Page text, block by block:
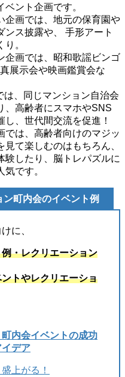
ベント企画です。
企画では、地元の保育園や
ス披露や、 手形アート
。
企画では、昭和歌謡ビンゴ
展示会や映画鑑賞会な
は、同じマンション自治会
、高齢者にスマホやSNS
、世代間交流を促進！
では、高齢者向けのマジッ
て楽しむのはもちろん、
験したり、脳トレパズルに
です。
町内会のイベント例
に、
・レクリエーション
トやレクリエーショ
内会イベントの成功
デア
上がる！